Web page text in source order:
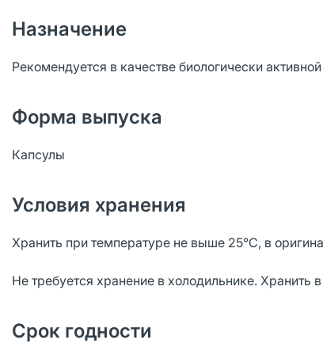
Назначение
Рекомендуется в качестве биологически
Форма выпуска
Капсулы
Условия хранения
Хранить при температуре не выше 25°С, в
Не требуется хранение в холодильнике. Хранить
Срок годности